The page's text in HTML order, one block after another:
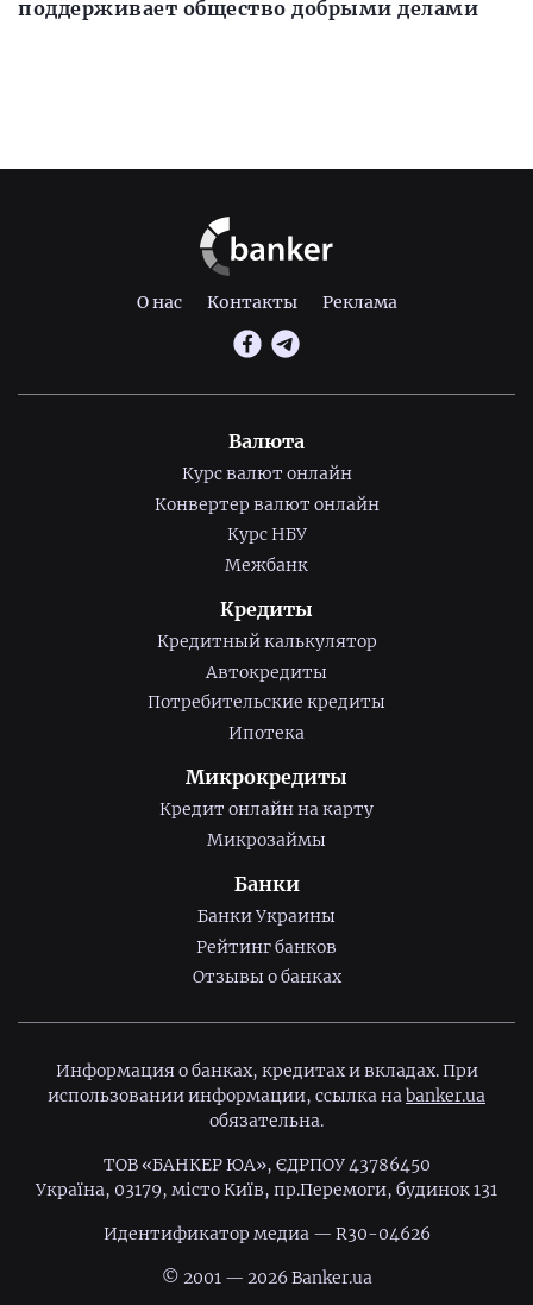
поддерживает общество добрыми делами
О нас Контакты Реклама
Валюта
Курс валют онлайн
Конвертер валют онлайн
Курс НБУ
Межбанк
Кредиты
Кредитный калькулятор
Автокредиты
Потребительские кредиты
Ипотека
Микрокредиты
Кредит онлайн на карту
Микрозаймы
Банки
Банки Украины
Рейтинг банков
Отзывы о банках
Информация о банках, кредитах и вкладах. При
использовании информации, ссылка наbanker.ua
обязательна.
ТОВ «БАНКЕР ЮА», ЄДРПОУ 43786450
Україна, 03179, місто Київ, пр.Перемоги, будинок 131
Идентификатор медиа — R30-04626
© 2001 — 2026 Banker.ua